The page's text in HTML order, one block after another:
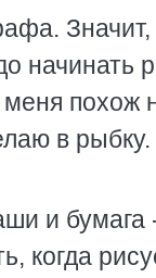
начинать
похож
в рыбку.
и бумага
когда